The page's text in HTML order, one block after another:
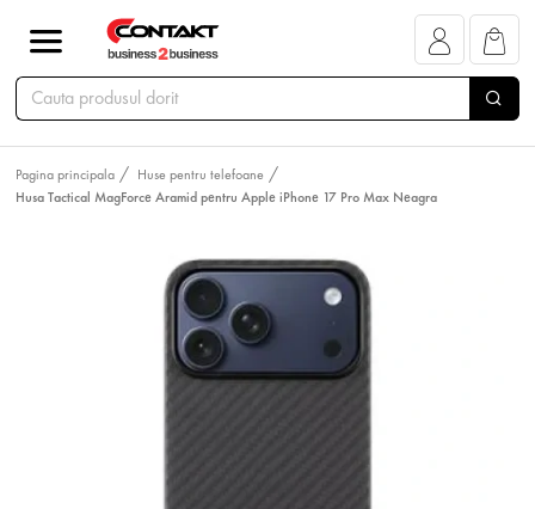
Pagina principala
Huse pentru telefoane
Husa Tactical MagForce Aramid pentru Apple iPhone 17 Pro Max Neagra